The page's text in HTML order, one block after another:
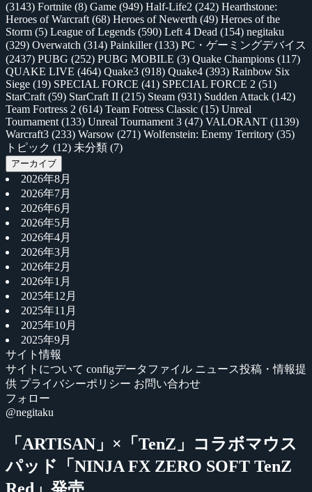
(3143) Fortnite (8) Game (949) Half-Life2 (242) Hearthstone:
Heroes of Warcraft (68) Heroes of Newerth (49) Heroes of the
Storm (5) League of Legends (590) Left 4 Dead (154) negitaku
(329) Overwatch (314) Painkiller(133) PC・ゲーミングデバイス
(2437) PUBG (252) PUBG MOBILE (3) Quake Champions (117)
QUAKE LIVE (464) Quake3 (918) Quake4 (393) Rainbow Six
Siege (19) SPECIAL FORCE (41) SPECIAL FORCE 2 (51)
StarCraft (59) StarCraft II (215) Steam (931) Sudden Attack (142)
Team Fortress 2 (614) Team Fotress Classic (15) Unreal
Tournament (133) Unreal Tournament 3 (47) VALORANT (1139)
Warcraft3 (233) Warsow (271) Wolfenstein: Enemy Territory (35)
トピック (12) 未分類 (7)
アーカイブ
2026年8月
2026年7月
2026年6月
2026年5月
2026年4月
2026年3月
2026年2月
2026年1月
2025年12月
2025年11月
2025年10月
2025年9月
サイト情報
サイトについて configデータファイル ニュース投稿・情報提
供 プライバシーポリシー お問い合わせ
フォロー
@negitaku
「ARTISAN」×「TenZ」コラボマウス
パッド「NINJA FX ZERO SOFT TenZ